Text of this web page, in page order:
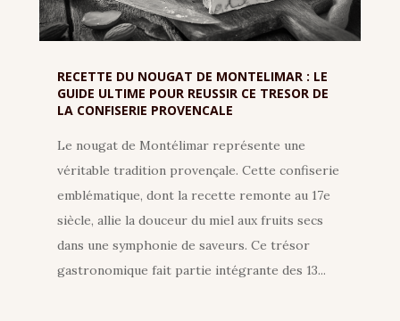
RECETTE DU NOUGAT DE MONTELIMAR : LE
GUIDE ULTIME POUR REUSSIR CE TRESOR DE
LA CONFISERIE PROVENCALE
Le nougat de Montélimar représente une
véritable tradition provençale. Cette confiserie
emblématique, dont la recette remonte au 17e
siècle, allie la douceur du miel aux fruits secs
dans une symphonie de saveurs. Ce trésor
gastronomique fait partie intégrante des 13...